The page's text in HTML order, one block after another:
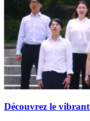
Découvrez le